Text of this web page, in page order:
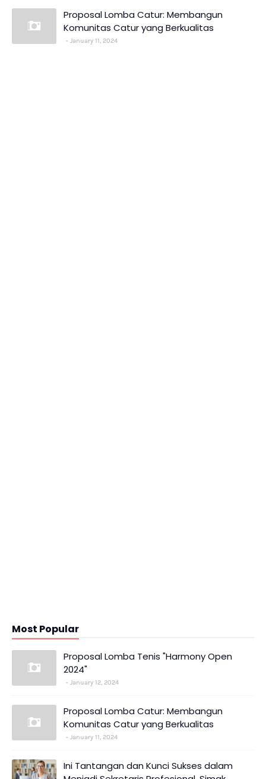
Proposal Lomba Catur: Membangun
Komunitas Catur yang Berkualitas
January 11, 2024
Most Popular
Proposal Lomba Tenis "Harmony Open
2024"
January 12, 2024
Proposal Lomba Catur: Membangun
Komunitas Catur yang Berkualitas
January 11, 2024
Ini Tantangan dan Kunci Sukses dalam